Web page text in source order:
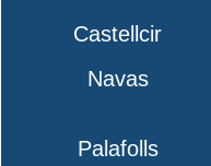
Castellcir
Navas
Palafolls